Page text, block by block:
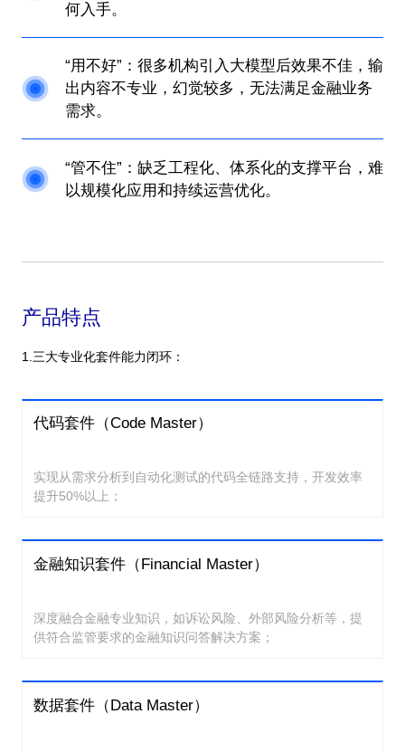
何入手。
“用不好”：很多机构引入大模型后效果不佳，输
出内容不专业，幻觉较多，无法满足金融业务
需求。
“管不住”：缺乏工程化、体系化的支撑平台，难
以规模化应用和持续运营优化。
产品特点
1.三大专业化套件能力闭环：
代码套件（Code Master）
实现从需求分析到自动化测试的代码全链路支持，开发效率
提升50%以上；
金融知识套件（Financial Master）
深度融合金融专业知识，如诉讼风险、外部风险分析等，提
供符合监管要求的金融知识问答解决方案；
数据套件（Data Master）